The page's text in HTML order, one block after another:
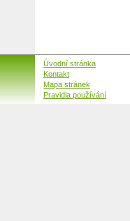
Úvodní stránka
Kontakt
Mapa stránek
Pravidla používání